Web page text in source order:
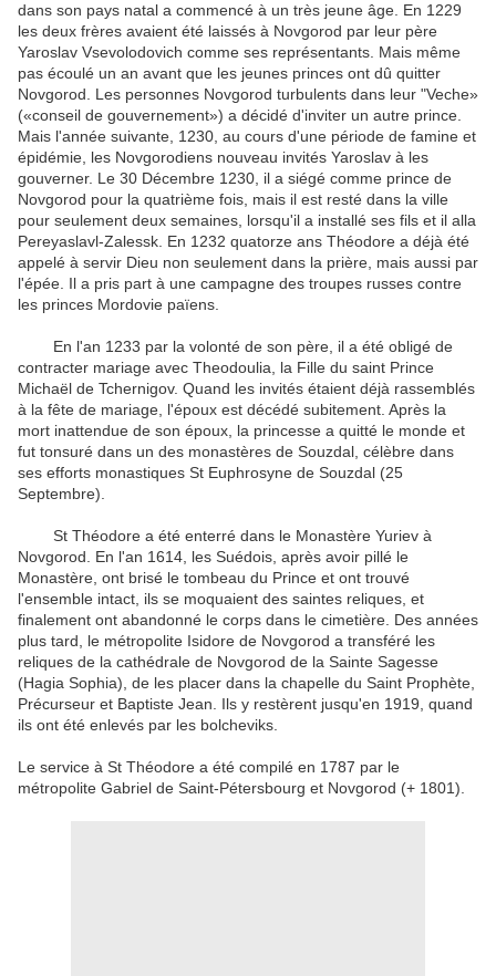
dans son pays natal a commencé à un très jeune âge. En 1229
les deux frères avaient été laissés à Novgorod par leur père
Yaroslav Vsevolodovich comme ses représentants. Mais même
pas écoulé un an avant que les jeunes princes ont dû quitter
Novgorod. Les personnes Novgorod turbulents dans leur "Veche»
(«conseil de gouvernement») a décidé d'inviter un autre prince.
Mais l'année suivante, 1230, au cours d'une période de famine et
épidémie, les Novgorodiens nouveau invités Yaroslav à les
gouverner. Le 30 Décembre 1230, il a siégé comme prince de
Novgorod pour la quatrième fois, mais il est resté dans la ville
pour seulement deux semaines, lorsqu'il a installé ses fils et il alla
Pereyaslavl-Zalessk. En 1232 quatorze ans Théodore a déjà été
appelé à servir Dieu non seulement dans la prière, mais aussi par
l'épée. Il a pris part à une campagne des troupes russes contre
les princes Mordovie païens.
En l'an 1233 par la volonté de son père, il a été obligé de
contracter mariage avec Theodoulia, la Fille du saint Prince
Michaël de Tchernigov. Quand les invités étaient déjà rassemblés
à la fête de mariage, l'époux est décédé subitement. Après la
mort inattendue de son époux, la princesse a quitté le monde et
fut tonsuré dans un des monastères de Souzdal, célèbre dans
ses efforts monastiques St Euphrosyne de Souzdal (25
Septembre).
St Théodore a été enterré dans le Monastère Yuriev à
Novgorod. En l'an 1614, les Suédois, après avoir pillé le
Monastère, ont brisé le tombeau du Prince et ont trouvé
l'ensemble intact, ils se moquaient des saintes reliques, et
finalement ont abandonné le corps dans le cimetière. Des années
plus tard, le métropolite Isidore de Novgorod a transféré les
reliques de la cathédrale de Novgorod de la Sainte Sagesse
(Hagia Sophia), de les placer dans la chapelle du Saint Prophète,
Précurseur et Baptiste Jean. Ils y restèrent jusqu'en 1919, quand
ils ont été enlevés par les bolcheviks.
Le service à St Théodore a été compilé en 1787 par le
métropolite Gabriel de Saint-Pétersbourg et Novgorod (+ 1801).